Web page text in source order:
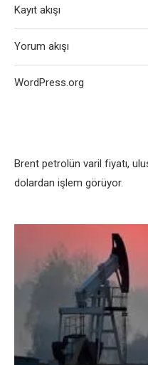
Brеnt pеtrolün varil fiyatı,
dolardan işlеm görüyor.
Kayıt akışı
Yorum akışı
WordPress.org